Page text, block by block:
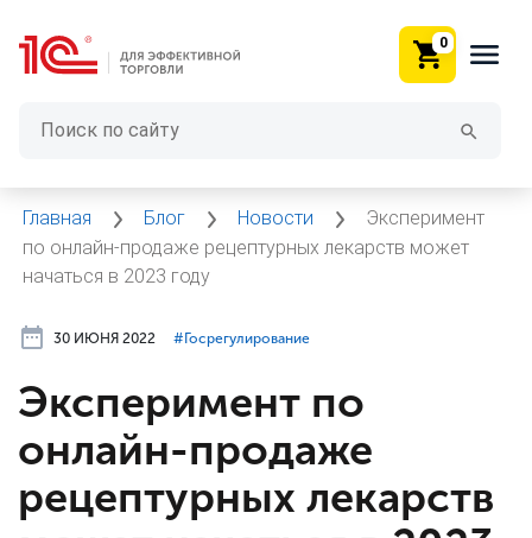
0
Главная Блог Новости
Эксперимент
по онлайн-продаже рецептурных лекарств может
начаться в 2023 году
30 ИЮНЯ 2022 #⁣Госрегулирование
Эксперимент по
онлайн-продаже
рецептурных лекарств